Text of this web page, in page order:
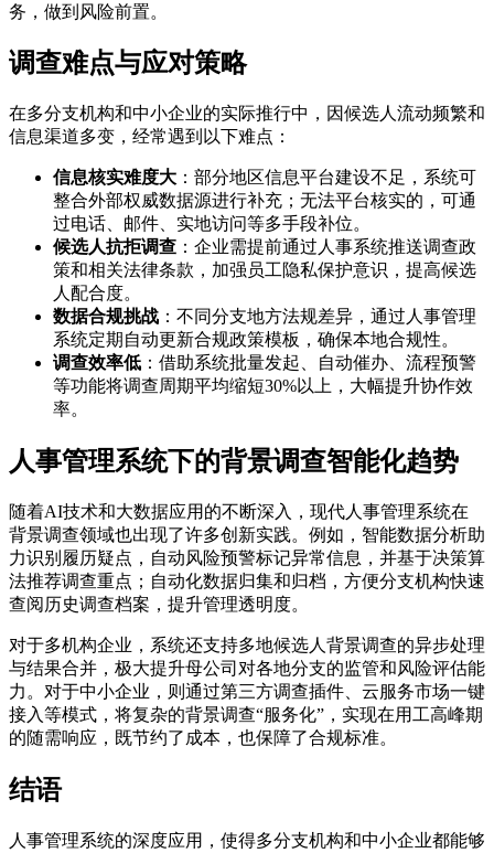
务，做到风险前置。
调查难点与应对策略
在多分支机构和中小企业的实际推行中，因候选人流动频繁和
信息渠道多变，经常遇到以下难点：
信息核实难度大 ：部分地区信息平台建设不足，系统可
整合外部权威数据源进行补充；无法平台核实的，可通
过电话、邮件、实地访问等多手段补位。
候选人抗拒调查 ：企业需提前通过人事系统推送调查政
策和相关法律条款，加强员工隐私保护意识，提高候选
人配合度。
数据合规挑战 ：不同分支地方法规差异，通过人事管理
系统定期自动更新合规政策模板，确保本地合规性。
调查效率低 ：借助系统批量发起、自动催办、流程预警
等功能将调查周期平均缩短30%以上，大幅提升协作效
率。
人事管理系统下的背景调查智能化趋势
随着AI技术和大数据应用的不断深入，现代人事管理系统在
背景调查领域也出现了许多创新实践。例如，智能数据分析助
力识别履历疑点，自动风险预警标记异常信息，并基于决策算
法推荐调查重点；自动化数据归集和归档，方便分支机构快速
查阅历史调查档案，提升管理透明度。
对于多机构企业，系统还支持多地候选人背景调查的异步处理
与结果合并，极大提升母公司对各地分支的监管和风险评估能
力。对于中小企业，则通过第三方调查插件、云服务市场一键
接入等模式，将复杂的背景调查“服务化”，实现在用工高峰期
的随需响应，既节约了成本，也保障了合规标准。
结语
人事管理系统的深度应用，使得多分支机构和中小企业都能够